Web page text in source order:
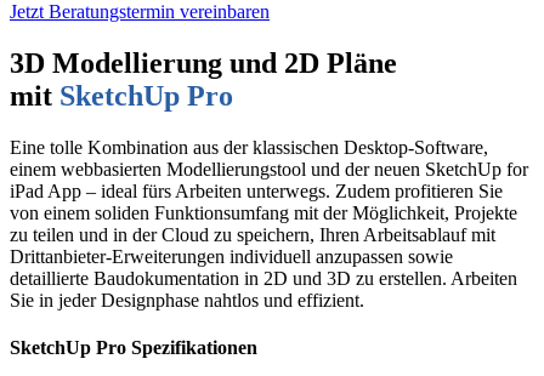
Jetzt Beratungstermin vereinbaren
3D Modellierung und 2D Pläne
mit SketchUp Pro
Eine tolle Kombination aus der klassischen Desktop-Software,
einem webbasierten Modellierungstool und der neuen SketchUp for
iPad App – ideal fürs Arbeiten unterwegs. Zudem profitieren Sie
von einem soliden Funktionsumfang mit der Möglichkeit, Projekte
zu teilen und in der Cloud zu speichern, Ihren Arbeitsablauf mit
Drittanbieter-Erweiterungen individuell anzupassen sowie
detaillierte Baudokumentation in 2D und 3D zu erstellen. Arbeiten
Sie in jeder Designphase nahtlos und effizient.
SketchUp Pro Spezifikationen